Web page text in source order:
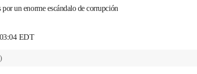
un enorme escándalo de corrupción
EDT
)